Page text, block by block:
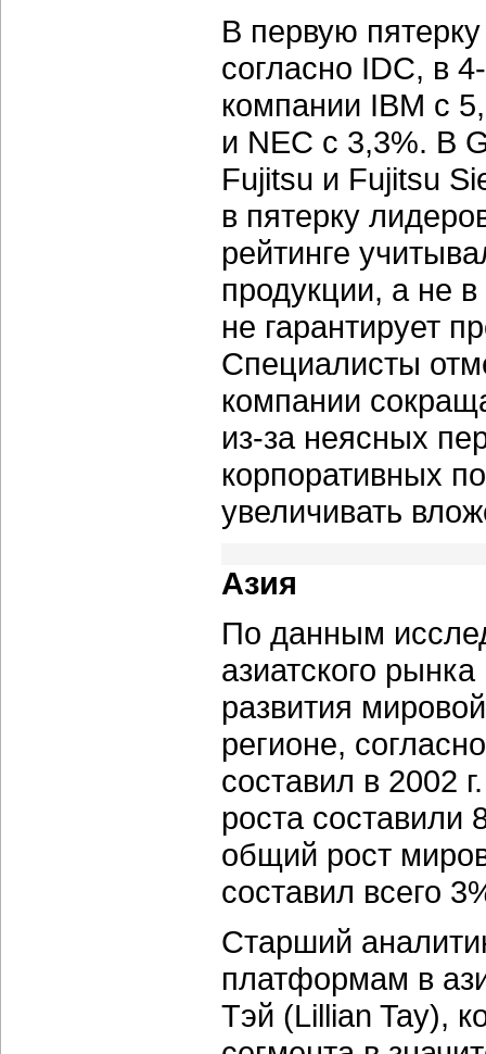
В первую
согласно IDC, в
компании IBM с
и NEC с 3,3%. В
Fujitsu и Fujitsu
в пятерку
рейтинге
продукции, а не
не гарантирует
Специалисты
компании
из-за неясных
корпоративных
увеличивать
Азия
По данным
азиатского
развития
регионе,
составил в 2002
роста составили
общий рост
составил всего
Старший
платформам в
Тэй (Lillian Tay),